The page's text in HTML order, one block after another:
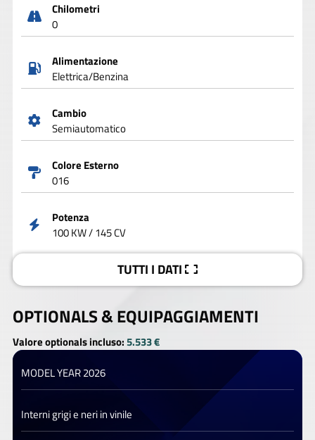
Chilometri
0
Alimentazione
Elettrica/Benzina
Cambio
Semiautomatico
Colore Esterno
016
Potenza
100 KW / 145 CV
TUTTI I DATI
OPTIONALS &EQUIPAGGIAMENTI
Valore optionals incluso:5.533 €
MODEL YEAR 2026
Interni grigi e neri in vinile